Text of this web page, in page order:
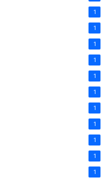
1
1
1
1
1
1
1
1
1
1
1